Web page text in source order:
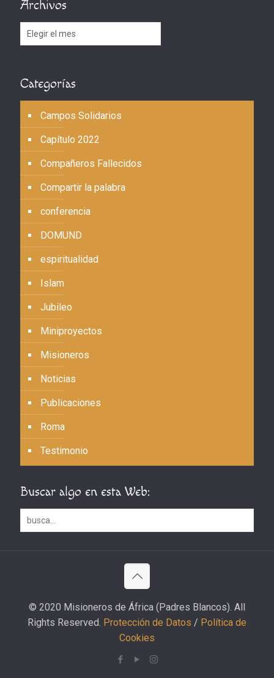
Archivos
Archivos
Categorías
Campos Solidarios
Capítulo 2022
Compañeros Fallecidos
Compartir la palabra
conferencia
DOMUND
espiritualidad
Islam
Jubileo
Miniproyectos
Misioneros
Noticias
Publicaciones
Roma
Testimonio
Buscar algo en esta Web:
© 2020 Misioneros de África (Padres Blancos). All
Rights Reserved. Protección de Datos / Política de
Cookies